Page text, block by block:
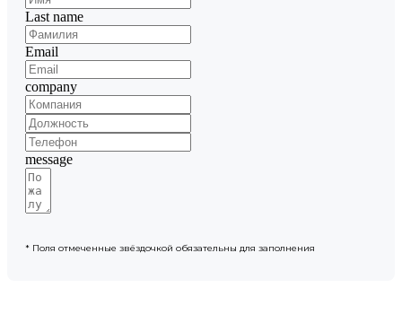
Last name
Email
company
message
* Поля отмеченные звёздочкой обязательны для заполнения